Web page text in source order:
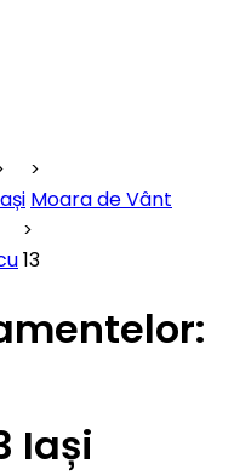
Moara de Vânt
13
Iași